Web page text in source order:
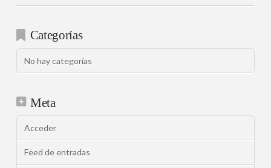
Categorías
No hay categorías
Meta
Acceder
Feed de entradas